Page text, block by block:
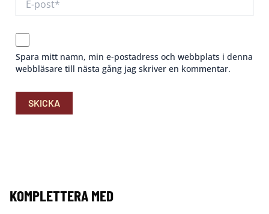
Spara mitt namn, min e-postadress och webbplats i denna
webbläsare till nästa gång jag skriver en kommentar.
KOMPLETTERA MED